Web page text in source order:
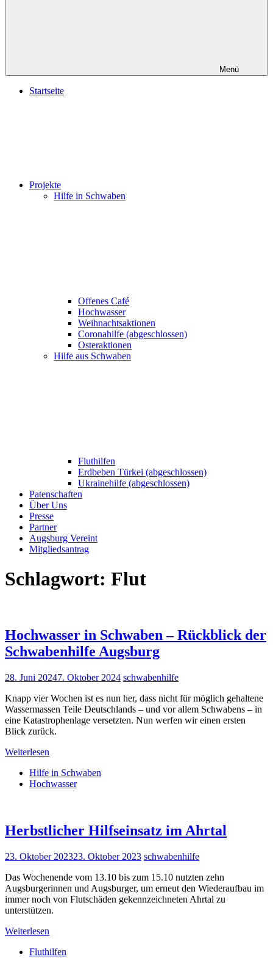
Menü
Startseite
Projekte
Hilfe in Schwaben
Offenes Café
Hochwasser
Weihnachtsaktionen
Coronahilfe (abgeschlossen)
Osteraktionen
Hilfe aus Schwaben
Fluthilfen
Erdbeben Türkei (abgeschlossen)
Ukrainehilfe (abgeschlossen)
Patenschaften
Über Uns
Presse
Partner
Augsburg Vereint
Mitgliedsantrag
Schlagwort: Flut
Hochwasser in Schwaben – Rückblick der
Schwabenhilfe Augsburg
28. Juni 20247. Oktober 2024 schwabenhilfe
Knapp vier Wochen ist es nun her, dass nicht für möglich gehaltene
Wassermassen Teile Deutschlands – und vor allem Schwabens – in
eine Katastrophenlage versetzten. Nun werfen wir einen ersten
Blick zurück.
Weiterlesen
Hilfe in Schwaben
Hochwasser
Herbstlicher Hilfseinsatz im Ahrtal
23. Oktober 202323. Oktober 2023 schwabenhilfe
Das Wochenende vom 13.10 bis zum 15.10 nutzten zehn
Augsburgerinnen und Augsburger, um erneut den Wiederaufbau im
immer noch von Flutschäden gekennzeichneten Ahrtal zu
unterstützen.
Weiterlesen
Fluthilfen